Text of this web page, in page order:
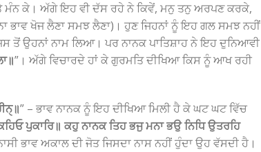
ਮੰਨ ਕੇ। ਅੱਗੇ ਇਹ ਵੀ ਦੱਸ ਰਹੇ ਨੇ ਕਿਵੇਂ, ਮਨੁ ਤਨੁ ਅਰਪਣ ਕਰਕੇ,
ਭਾਵ ਖੋਜ ਲੈਣਾ ਸਮਝ ਲੈਣਾ)। ਹੁਣ ਜਿਹਨਾਂ ਨੂੰ ਇਹ ਗਲ ਸਮਝ ਨਹੀਂ
ਤੋਂ ਉਹਨਾਂ ਨਾਮ ਲਿਆ। ਪਰ ਨਾਨਕ ਪਾਤਿਸ਼ਾਹ ਨੇ ਇਹ ਦੁਨਿਆਵੀ
”। ਅੱਗੇ ਵਿਚਾਰਦੇ ਹਾਂ ਕੇ ਗੁਰਮਤਿ ਦੀਖਿਆ ਕਿਸ ਨੂੰ ਆਖ ਰਹੀ
” – ਭਾਵ ਨਾਨਕ ਨੂੰ ਇਹ ਦੀਖਿਆ ਮਿਲੀ ਹੈ ਕੇ ਘਟ ਘਟ ਵਿੱਚ
ਪੁਕਾਰਿ॥ ਕਹੁ ਨਾਨਕ ਤਿਹ ਭਜੁ ਮਨਾ ਭਉ ਨਿਧਿ ਉਤਰਹਿ
ਭਾਵ ਅਕਾਲ ਦੀ ਜੋਤ ਜਿਸਦਾ ਨਾਸ ਨਹੀਂ ਹੁੰਦਾ ਉਹ ਵੱਸਦੀ ਹੈ।